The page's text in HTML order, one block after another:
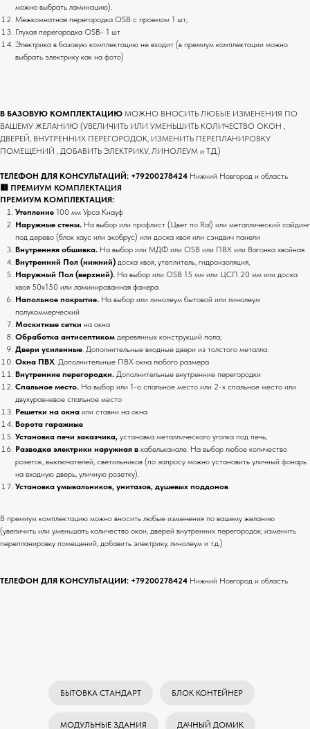
можно выбрать ламинацию).
Межкомнатная перегородка OSB с проемом 1 шт;
Глухая перегородка OSB- 1 шт
Электрика в базовую комплектацию не входит (в премиум комплектации можно
выбрать электрику как на фото)
В БАЗОВУЮ КОМПЛЕКТАЦИЮ МОЖНО ВНОСИТЬ ЛЮБЫЕ ИЗМЕНЕНИЯ ПО
ВАШЕМУ ЖЕЛАНИЮ (УВЕЛИЧИТЬ ИЛИ УМЕНЬШИТЬ КОЛИЧЕСТВО ОКОН ,
ДВЕРЕЙ, ВНУТРЕННИХ ПЕРЕГОРОДОК, ИЗМЕНИТЬ ПЕРЕПЛАНИРОВКУ
ПОМЕЩЕНИЙ , ДОБАВИТЬ ЭЛЕКТРИКУ, ЛИНОЛЕУМ и Т.Д.)
ТЕЛЕФОН ДЛЯ КОНСУЛЬТАЦИЙ: +79200278424 Нижний Новгород и область
🟥 ПРЕМИУМ КОМПЛЕКТАЦИЯ
ПРЕМИУМ КОМПЛЕКТАЦИЯ:
Утепление 100 мм Урса Кнауф
Наружные стены. На выбор или профлист (Цвет по Ral) или металлический сайдинг
под дерево (блок хаус или экобрус) или доска хвоя или сэндвич панели
Внутренняя обшивка. На выбор или МДФ или OSB или ПВХ или Вагонка хвойная
Внутренний Пол (нижний) доска хвоя, утеплитель, гидроизоляция,
Наружный Пол (верхний). На выбор или OSB 15 мм или ЦСП 20 мм или доска
хвоя 50х150 или ламинированная фанера
Напольное покрытие. На выбор или линолеум бытовой или линолеум
полукоммерческий
Москитные сетки на окна
Обработка антисептиком деревянных конструкций пола;
Двери усиленные . Дополнительные входные двери из толстого металла.
Окна ПВХ . Дополнительные ПВХ окна любого размера
Внутренние перегородки. Дополнительные внутренние перегородки
Спальное место. На выбор или 1-о спальное место или 2-х спальное место или
двухуровневое спальное место
Решетки на окна или ставни на окна
Ворота гаражные
Установка печи заказчика, установка металлического уголка под печь,
Разводка электрики наружная в кабельканале. На выбор любое количество
розеток, выключателей, светильников (по запросу можно установить уличный фонарь
на входную дверь, уличную розетку).
Установка умывальников, унитазов, душевых поддонов
В премиум комплектацию можно вносить любые изменения по вашему желанию
(увеличить или уменьшать количество окон, дверей внутренних перегородок; изменить
перепланировку помещений, добавить электрику, линолеум и т.д.)
ТЕЛЕФОН ДЛЯ КОНСУЛЬТАЦИИ: +79200278424 Нижний Новгород и область
БЫТОВКА СТАНДАРТ БЛОК КОНТЕЙНЕР
МОДУЛЬНЫЕ ЗДАНИЯ ДАЧНЫЙ ДОМИК